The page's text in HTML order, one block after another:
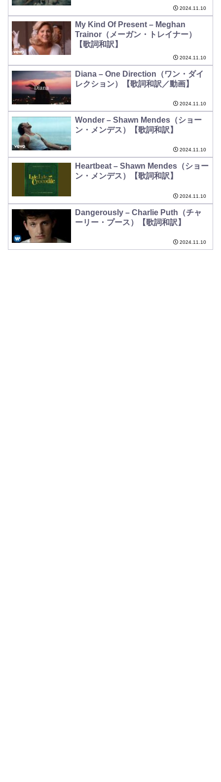
2024.11.10
My Kind Of Present – Meghan
Trainor（メーガン・トレイナー）
【歌詞和訳】
2024.11.10
Diana – One Direction（ワン・ダイ
レクション）【歌詞和訳／動画】
2024.11.10
Wonder – Shawn Mendes（ショー
ン・メンデス）【歌詞和訳】
2024.11.10
Heartbeat – Shawn Mendes（ショー
ン・メンデス）【歌詞和訳】
2024.11.10
Dangerously – Charlie Puth（チャ
ーリー・プース）【歌詞和訳】
2024.11.10